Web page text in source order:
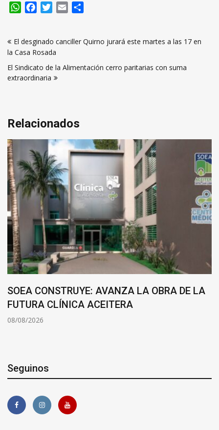
WhatsApp
FacebookTwitter
Email
de
entradas
El desginado canciller Quirno jurará este martes a las 17 en
la Casa Rosada
El Sindicato de la Alimentación cerro paritarias con suma
extraordinaria
Relacionados
SOEA CONSTRUYE: AVANZA LA OBRA DE LA
FUTURA CLÍNICA ACEITERA
08/08/2026
Seguinos